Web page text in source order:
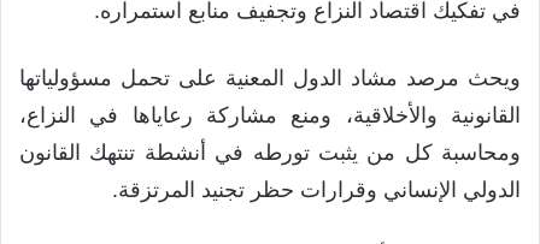
في تفكيك اقتصاد النزاع وتجفيف منابع استمراره.
ويحث مرصد مشاد الدول المعنية على تحمل مسؤولياتها
القانونية والأخلاقية، ومنع مشاركة رعاياها في النزاع،
ومحاسبة كل من يثبت تورطه في أنشطة تنتهك القانون
الدولي الإنساني وقرارات حظر تجنيد المرتزقة.